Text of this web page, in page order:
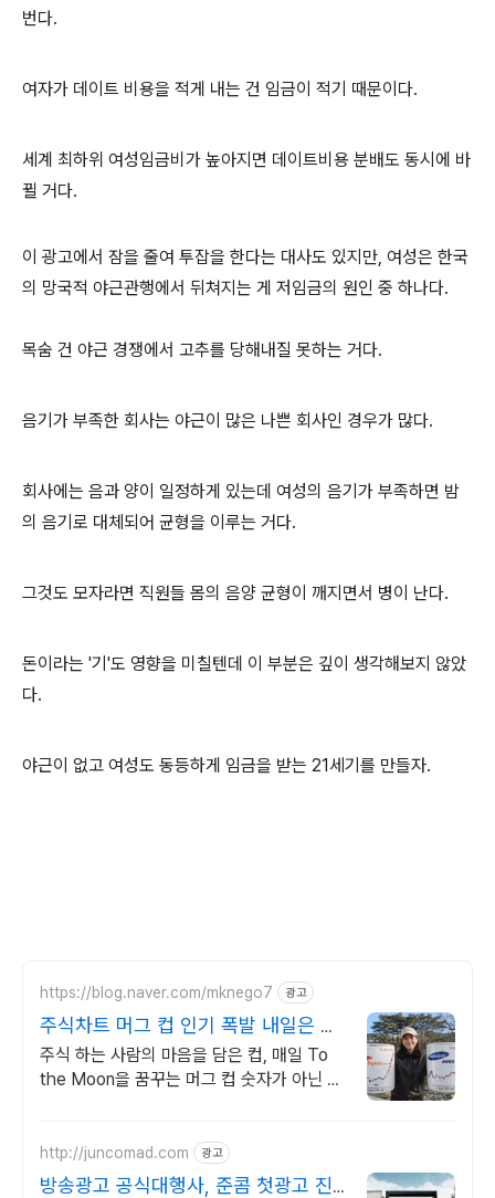
번다.
여자가 데이트 비용을 적게 내는 건 임금이 적기 때문이다.
세계 최하위 여성임금비가 높아지면 데이트비용 분배도 동시에 바
뀔 거다.
이 광고에서 잠을 줄여 투잡을 한다는 대사도 있지만, 여성은 한국
의 망국적 야근관행에서 뒤쳐지는 게 저임금의 원인 중 하나다.
목숨 건 야근 경쟁에서 고추를 당해내질 못하는 거다.
음기가 부족한 회사는 야근이 많은 나쁜 회사인 경우가 많다.
회사에는 음과 양이 일정하게 있는데 여성의 음기가 부족하면 밤
의 음기로 대체되어 균형을 이루는 거다.
그것도 모자라면 직원들 몸의 음양 균형이 깨지면서 병이 난다.
돈이라는 '기'도 영향을 미칠텐데 이 부분은 깊이 생각해보지 않았
다.
야근이 없고 여성도 동등하게 임금을 받는 21세기를 만들자.
https://blog.naver.com/mknego7 광고
주식차트 머그 컵 인기 폭발 내일은 오
늘보다 조금더 높이
주식 하는 사람의 마음을 담은 컵, 매일 To
the Moon을 꿈꾸는 머그 컵 숫자가 아닌 꿈
http://juncomad.com 광고
방송광고 공식대행사, 준콤 첫광고 진